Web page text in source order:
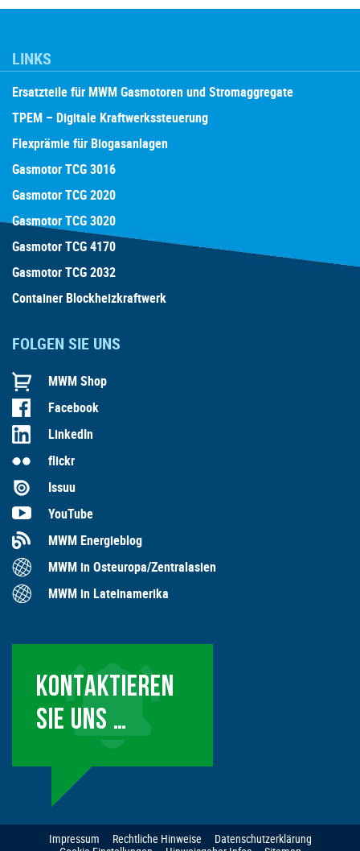
LINKS
Ersatzteile für MWM Gasmotoren und Stromaggregate
TPEM – Digitale Kraftwerkssteuerung
Flexprämie für Biogasanlagen
Gasmotor TCG 3016
Gasmotor TCG 2020
Gasmotor TCG 3020
Gasmotor TCG 4170
Gasmotor TCG 2032
Container Blockheizkraftwerk
FOLGEN SIE UNS
MWM Shop
Facebook
LinkedIn
flickr
Issuu
YouTube
MWM Energieblog
MWM in Osteuropa/Zentralasien
MWM in Lateinamerika
KONTAKTIEREN
SIE UNS …
Impressum Rechtliche Hinweise
Datenschutzerklärung